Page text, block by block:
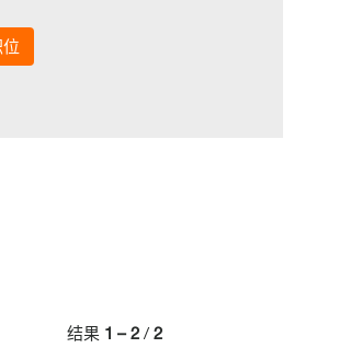
结果 1 – 2 / 2